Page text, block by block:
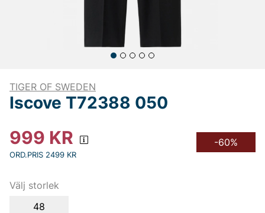
TIGER OF SWEDEN
Iscove T72388 050
999 KR
ORD.PRIS 2499 KR
-60%
Välj storlek
48